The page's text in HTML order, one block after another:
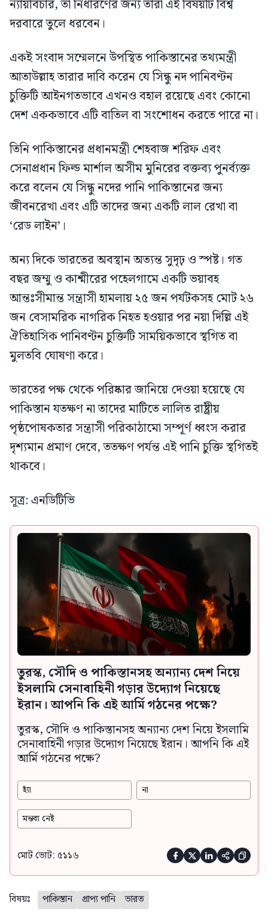
ন্যায়বিচার, তা নির্ধারণের জন্য তারা এই বিষয়টি বিশ্ব
দরবারে তুলে ধরবেন।
একই সংবাদ সম্মেলনে উপস্থিত পাকিস্তানের তথ্যমন্ত্রী
আতাউল্লাহ তারার দাবি করেন যে সিন্ধু নদ পানিবণ্টন
চুক্তিটি আইনগতভাবে এখনও বহাল রয়েছে এবং কোনো
দেশ এককভাবে এটি বাতিল বা সংশোধন করতে পারে না।
তিনি পাকিস্তানের প্রধানমন্ত্রী শেহবাজ শরিফ এবং
সেনাপ্রধান ফিল্ড মার্শাল অসীম মুনিরের বক্তব্য পুনর্ব্যক্ত
করে বলেন যে সিন্ধু নদের পানি পাকিস্তানের জন্য
জীবনরেখা এবং এটি তাদের জন্য একটি লাল রেখা বা
‘রেড লাইন’।
অন্য দিকে ভারতের অবস্থান অত্যন্ত সুদৃঢ় ও স্পষ্ট। গত
বছর জম্মু ও কাশ্মীরের পহেলগামে একটি ভয়াবহ
আন্তঃসীমান্ত সন্ত্রাসী হামলায় ২৫ জন পর্যটকসহ মোট ২৬
জন বেসামরিক নাগরিক নিহত হওয়ার পর নয়া দিল্লি এই
ঐতিহাসিক পানিবণ্টন চুক্তিটি সাময়িকভাবে স্থগিত বা
মুলতবি ঘোষণা করে।
ভারতের পক্ষ থেকে পরিষ্কার জানিয়ে দেওয়া হয়েছে যে
পাকিস্তান যতক্ষণ না তাদের মাটিতে লালিত রাষ্ট্রীয়
পৃষ্ঠপোষকতার সন্ত্রাসী পরিকাঠামো সম্পূর্ণ ধ্বংস করার
দৃশ্যমান প্রমাণ দেবে, ততক্ষণ পর্যন্ত এই পানি চুক্তি স্থগিতই
থাকবে।
সূত্র: এনডিটিভি
তুরস্ক, সৌদি ও পাকিস্তানসহ অন্যান্য দেশ নিয়ে
ইসলামি সেনাবাহিনী গড়ার উদ্যোগ নিয়েছে
ইরান। আপনি কি এই আর্মি গঠনের পক্ষে?
তুরস্ক, সৌদি ও পাকিস্তানসহ অন্যান্য দেশ নিয়ে ইসলামি
সেনাবাহিনী গড়ার উদ্যোগ নিয়েছে ইরান। আপনি কি এই
আর্মি গঠনের পক্ষে?
হ্যাঁ না
মন্তব্য নেই
মোট ভোট: ৫১১৬     
বিষয়ঃ পাকিস্তান প্রাপ্য পানি ভারত